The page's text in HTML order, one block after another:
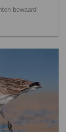
bewaard